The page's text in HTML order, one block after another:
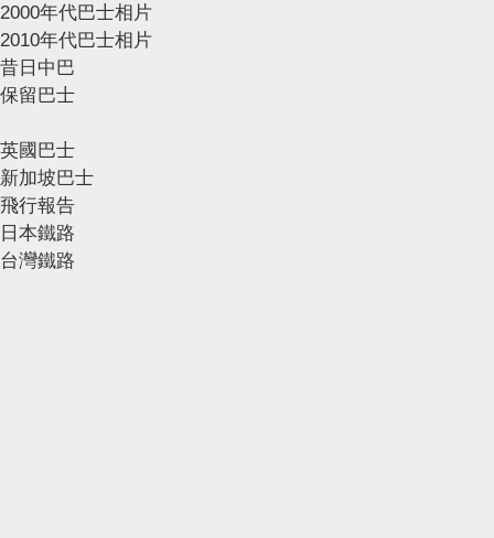
2000年代巴士相片
2010年代巴士相片
昔日中巴
保留巴士
英國巴士
新加坡巴士
飛行報告
日本鐵路
台灣鐵路